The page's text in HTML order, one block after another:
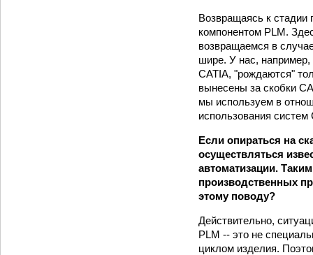
Возвращаясь к стадии
компонентом PLM.
возвращаемся в
шире. У нас, например,
CATIA, "рождаются"
вынесены за скобки
мы используем в
использования
Если опираться на
осуществляться
автоматизации.
производственных
этому поводу?
Действительно,
PLM -- это не
циклом изделия.